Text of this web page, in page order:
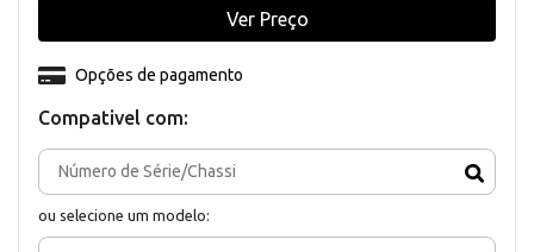
Compativel com:
ou selecione um modelo:
Opções de pagamento
Ver Preço